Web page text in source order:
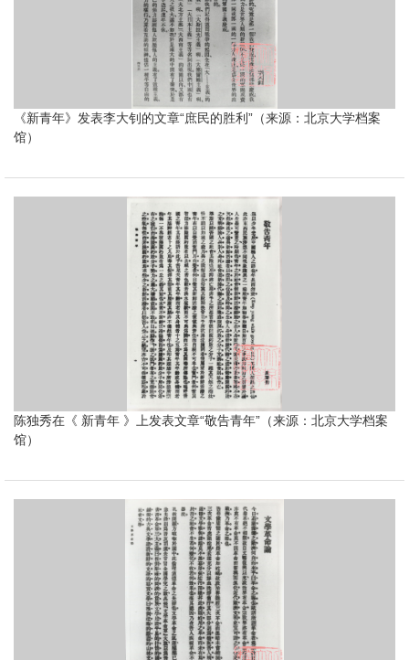
《新青年》发表李大钊的文章“庶民的胜利”（来源：北京大学档案
馆）
陈独秀在《 新青年 》上发表文章“敬告青年”（来源：北京大学档案
馆）